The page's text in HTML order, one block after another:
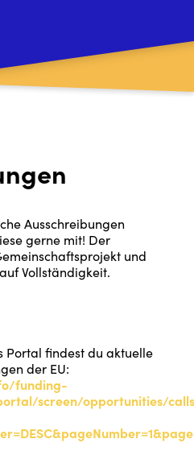
Ausschreibungen
gerne mit! Der
und
Vollständigkeit.
Portal findest du aktuelle
der EU:
funding-
screen/opportunities/